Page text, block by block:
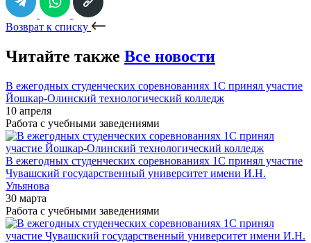
Возврат к списку
Читайте также Все новости
В ежегодных студенческих соревнованиях 1С принял участие
Йошкар-Олинский технологический колледж
10 апреля
Работа с учебными заведениями
В ежегодных студенческих соревнованиях 1С принял участие
Чувашский государственный университет имени И.Н.
Ульянова
30 марта
Работа с учебными заведениями